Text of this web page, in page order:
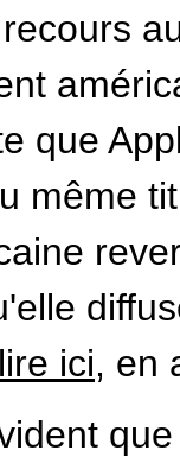
que
même
ici, en